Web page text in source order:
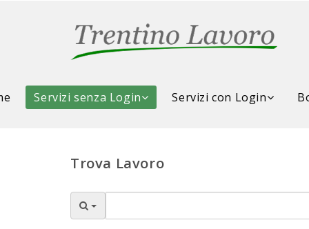
Servizi senza Login Servizi con Login
Trova Lavoro